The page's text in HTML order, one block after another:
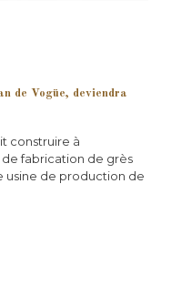
de Vogüe, deviendra
construire à
fabrication de grès
usine de production de